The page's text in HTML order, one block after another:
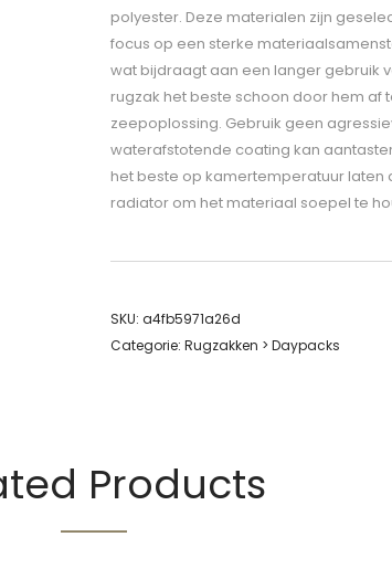
polyester. Deze materialen zijn
focus op een sterke
wat bijdraagt aan een langer gebruik
rugzak het beste schoon door hem
zeepoplossing. Gebruik geen
waterafstotende coating kan
het beste op kamertemperatuur laten
radiator om het materiaal soepel te
SKU: a4fb5971a26d
Categorie: Rugzakken > Daypacks
Products